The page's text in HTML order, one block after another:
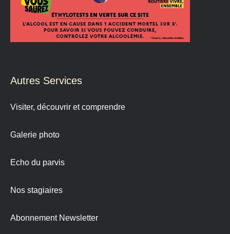
Autres Services
Visiter, découvrir et comprendre
Galerie photo
Echo du parvis
Nos stagiaires
Abonnement Newsletter